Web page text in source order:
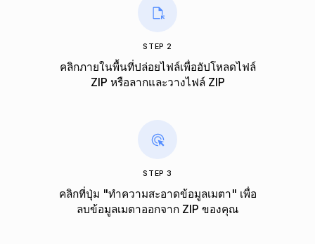
STEP 2
คลิกภายในพื้นที่ปล่อยไฟล์เพื่ออัปโหลดไฟล์
ZIP หรือลากและวางไฟล์ ZIP
STEP 3
คลิกที่ปุ่ม "ทําความสะอาดข้อมูลเมตา" เพื่อ
ลบข้อมูลเมตาออกจาก ZIP ของคุณ